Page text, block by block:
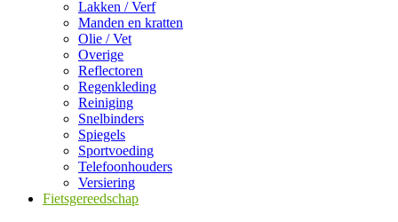
Lakken / Verf
Manden en kratten
Olie / Vet
Overige
Reflectoren
Regenkleding
Reiniging
Snelbinders
Spiegels
Sportvoeding
Telefoonhouders
Versiering
Fietsgereedschap